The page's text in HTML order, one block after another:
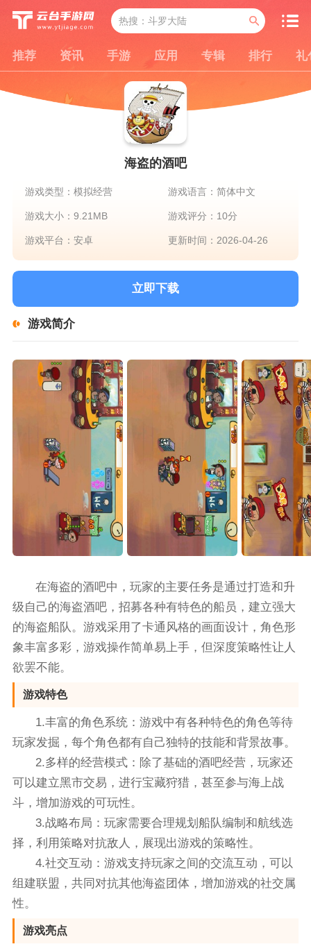
推荐 资讯 手游 应用 专辑 排行 礼
海盗的酒吧
游戏类型：模拟经营 游戏语言：简体中文
游戏大小：9.21MB 游戏评分：10分
游戏平台：安卓 更新时间：2026-04-26
立即下载
游戏简介
在海盗的酒吧中，玩家的主要任务是通过打造和升
级自己的海盗酒吧，招募各种有特色的船员，建立强大
的海盗船队。游戏采用了卡通风格的画面设计，角色形
象丰富多彩，游戏操作简单易上手，但深度策略性让人
欲罢不能。
游戏特色
1.丰富的角色系统：游戏中有各种特色的角色等待
玩家发掘，每个角色都有自己独特的技能和背景故事。
2.多样的经营模式：除了基础的酒吧经营，玩家还
可以建立黑市交易，进行宝藏狩猎，甚至参与海上战
斗，增加游戏的可玩性。
3.战略布局：玩家需要合理规划船队编制和航线选
择，利用策略对抗敌人，展现出游戏的策略性。
4.社交互动：游戏支持玩家之间的交流互动，可以
组建联盟，共同对抗其他海盗团体，增加游戏的社交属
性。
游戏亮点